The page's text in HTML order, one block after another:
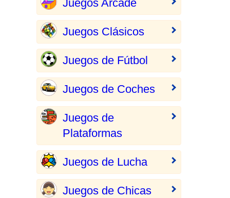
Juegos Arcade
Juegos Clásicos
Juegos de Fútbol
Juegos de Coches
Juegos de
Plataformas
Juegos de Lucha
Juegos de Chicas